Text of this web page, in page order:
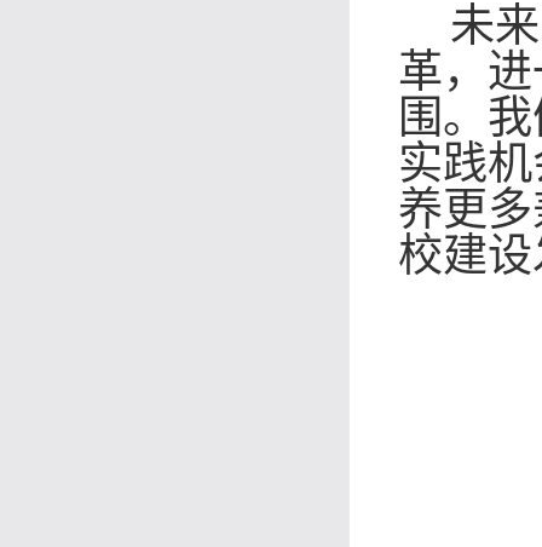
未
革，
围。
实践
养更
校建